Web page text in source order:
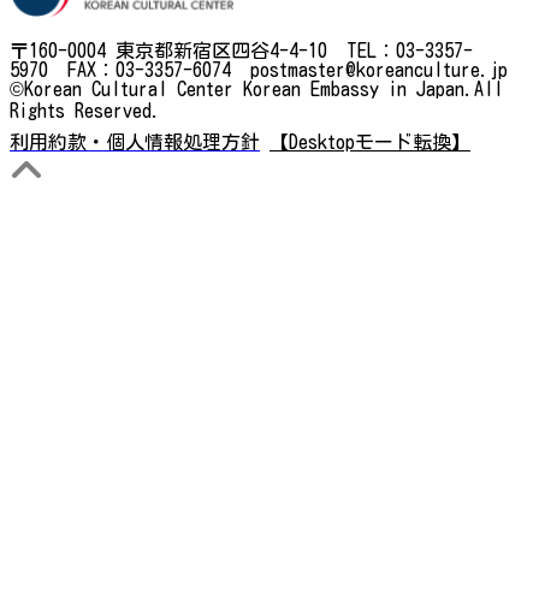
〒160-0004 東京都新宿区四谷4-4-10 TEL：03-3357-
5970 FAX：03-3357-6074 postmaster@koreanculture.jp
©Korean Cultural Center Korean Embassy in Japan.All
Rights Reserved.
利用約款・個人情報処理方針
【Desktopモード転換】